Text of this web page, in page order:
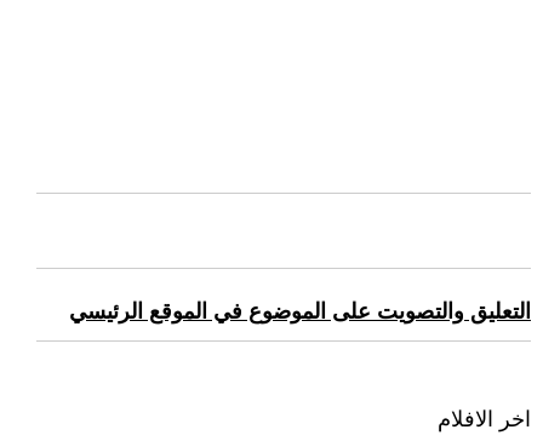
التعليق والتصويت على الموضوع في الموقع الرئيسي
اخر الافلام